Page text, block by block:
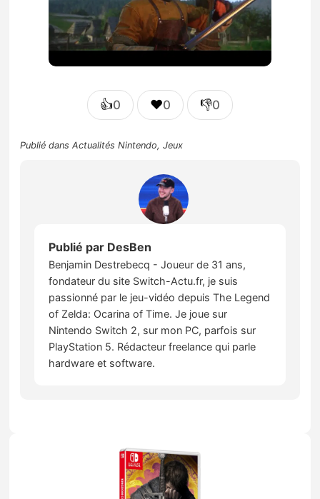
👍0 ❤️0 👎0
Publié dansActualités Nintendo,Jeux
Publié par DesBen
Benjamin Destrebecq - Joueur de 31 ans,
fondateur du site Switch-Actu.fr, je suis
passionné par le jeu-vidéo depuis The Legend
of Zelda: Ocarina of Time. Je joue sur
Nintendo Switch 2, sur mon PC, parfois sur
PlayStation 5. Rédacteur freelance qui parle
hardware et software.